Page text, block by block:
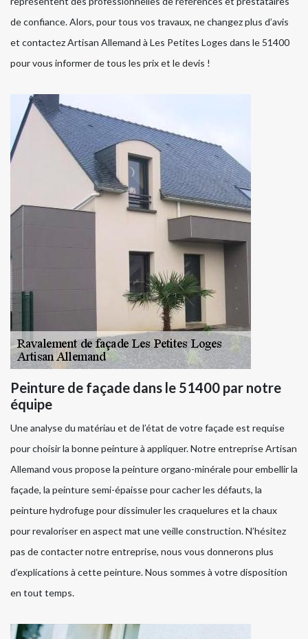
de confiance. Alors, pour tous vos travaux, ne changez plus d’avis
et contactez Artisan Allemand à Les Petites Loges dans le 51400
pour vous informer de tous les prix et le devis !
Peinture de façade dans le 51400 par notre
équipe
Une analyse du matériau et de l’état de votre façade est requise
pour choisir la bonne peinture à appliquer. Notre entreprise Artisan
Allemand vous propose la peinture organo-minérale pour embellir la
façade, la peinture semi-épaisse pour cacher les défauts, la
peinture hydrofuge pour dissimuler les craquelures et la chaux
pour revaloriser en aspect mat une veille construction. N’hésitez
pas de contacter notre entreprise, nous vous donnerons plus
d’explications à cette peinture. Nous sommes à votre disposition
en tout temps.